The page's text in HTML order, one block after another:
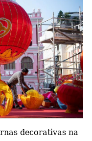
decorativas na